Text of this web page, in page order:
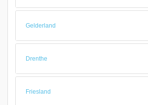
Gelderland
Drenthe
Friesland